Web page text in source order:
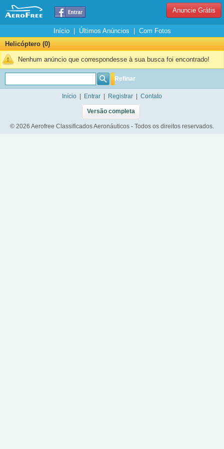
Anuncie Grátis
Início| Últimos Anúncios
Com Fotos
Helicóptero (0)
Nenhum anúncio que correspondesse à sua busca foi encontrado!
Refinar
Início Entrar Registrar Contato
Versão completa
© 2026 Aerofree Classificados Aeronáuticos - Todos os direitos reservados.